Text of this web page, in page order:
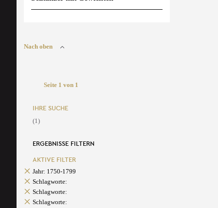
Nach oben
Seite 1 von 1
IHRE SUCHE
(1)
ERGEBNISSE FILTERN
AKTIVE FILTER
Jahr: 1750-1799
Schlagworte:
Schlagworte:
Schlagworte: